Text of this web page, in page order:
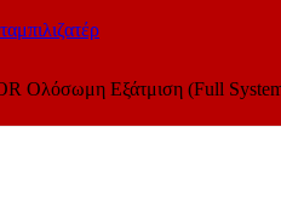
Ολόσωμη Εξάτμιση (Full